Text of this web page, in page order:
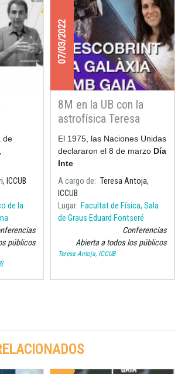
de
ICCUB
de la
públicos
07/03/2022
8M en la UB con la
astrofísica Teresa
Antoja
El 1975, las Naciones Unidas
declararon el 8 de marzo Día
Inte
A cargo de
Teresa Antoja,
ICCUB
Lugar Facultat de Física, Sala
de Graus Eduard Fontseré
Conferencias
Abierta a todos los públicos
Teresa Antoja, ICCUB